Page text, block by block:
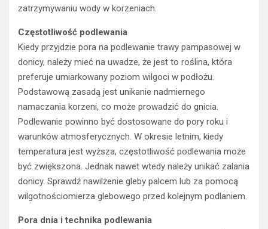
zatrzymywaniu wody w korzeniach.
Częstotliwość podlewania
Kiedy przyjdzie pora na podlewanie trawy pampasowej w
donicy, należy mieć na uwadze, że jest to roślina, która
preferuje umiarkowany poziom wilgoci w podłożu.
Podstawową zasadą jest unikanie nadmiernego
namaczania korzeni, co może prowadzić do gnicia.
Podlewanie powinno być dostosowane do pory roku i
warunków atmosferycznych. W okresie letnim, kiedy
temperatura jest wyższa, częstotliwość podlewania może
być zwiększona. Jednak nawet wtedy należy unikać zalania
donicy. Sprawdź nawilżenie gleby palcem lub za pomocą
wilgotnościomierza glebowego przed kolejnym podlaniem.
Pora dnia i technika podlewania